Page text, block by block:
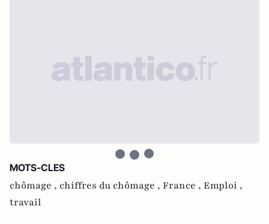
MOTS-CLES
chômage , chiffres du chômage , France , Emploi ,
travail